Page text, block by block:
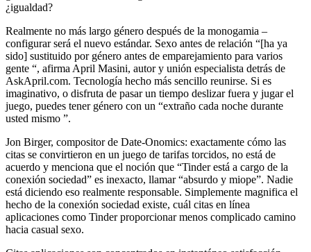
¿igualdad?
Realmente no más largo género después de la monogamia –
configurar será el nuevo estándar. Sexo antes de relación “[ha ya
sido] sustituido por género antes de emparejamiento para varios
gente “, afirma April Masini, autor y unión especialista detrás de
AskApril.com. Tecnología hecho más sencillo reunirse. Si es
imaginativo, o disfruta de pasar un tiempo deslizar fuera y jugar el
juego, puedes tener género con un “extraño cada noche durante
usted mismo ​​”.
Jon Birger, compositor de Date-Onomics: exactamente cómo las
citas se convirtieron en un juego de tarifas torcidos, no está de
acuerdo y menciona que el noción que “Tinder está a cargo de la
conexión sociedad” es inexacto, llamar “absurdo y miope”. Nadie
está diciendo eso realmente responsable. Simplemente magnifica el
hecho de la conexión sociedad existe, cuál citas en línea
aplicaciones como Tinder proporcionar menos complicado camino
hacia casual sexo.